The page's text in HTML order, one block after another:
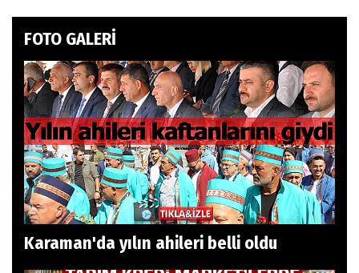
FOTO GALERİ
Karaman'da yılın ahileri belli oldu